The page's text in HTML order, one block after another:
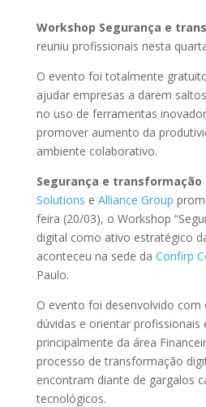
Workshop Segurança e
reuniu profissionais nesta
O evento foi totalmente
ajudar empresas a darem
no uso de ferramentas
promover aumento da
ambiente colaborativo.
Segurança e
Solutions e Alliance Group
feira (20/03), o Workshop
digital como ativo estratégico
aconteceu na sede da Confirp
Paulo.
O evento foi desenvolvido
dúvidas e orientar profissionais
principalmente da área
processo de transformação
encontram diante de gargalos
tecnológicos.